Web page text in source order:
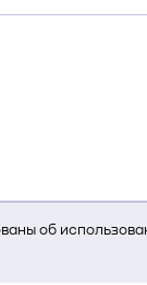
об